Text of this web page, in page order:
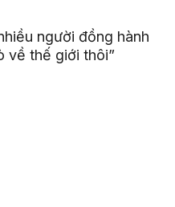
người đồng hành
về thế giới thôi”